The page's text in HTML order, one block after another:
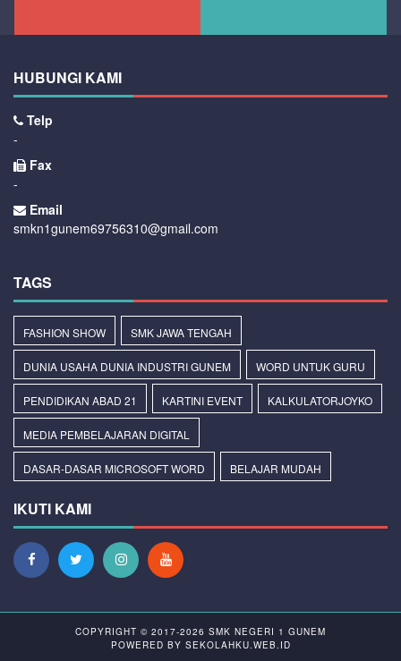
HUBUNGI KAMI
Telp
-
Fax
-
Email
smkn1gunem69756310@gmail.com
TAGS
FASHION SHOW SMK JAWA TENGAH
DUNIA USAHA DUNIA INDUSTRI GUNEM WORD UNTUK GURU
PENDIDIKAN ABAD 21 KARTINI EVENT KALKULATORJOYKO
MEDIA PEMBELAJARAN DIGITAL
DASAR-DASAR MICROSOFT WORD BELAJAR MUDAH
IKUTI KAMI
COPYRIGHT © 2017-2026 SMK NEGERI 1 GUNEM
POWERED BY SEKOLAHKU.WEB.ID